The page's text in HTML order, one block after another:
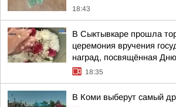
18:43
В Сыктывкаре прошла
церемония вручения
наград, посвящённая
18:35
В Коми выберут самый